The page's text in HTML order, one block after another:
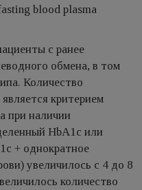
blood plasma
с ранее
обмена, в том
Количество
критерием
при наличии
HbA1c или
+ однократное
увеличилось с 4 до 8
количество